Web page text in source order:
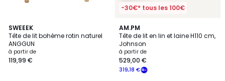
SWEEEK
Tête de lit bohème rotin naturel
ANGGUN
à partir de
119,99 €
4,3
/ 5
-30€* tous les 100€
AM.PM
Tête de lit en lin et laine H110 cm,
Johnson
à partir de
319,18 €
529,00 €
4,8
/ 5